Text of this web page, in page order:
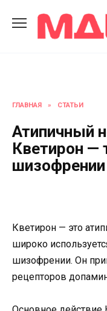
содержанию
ГЛАВНАЯ » СТАТЬИ
Атипичный
Кветирон —
шизофрении
Кветирон — это
широко
шизофрении. Он
рецепторов